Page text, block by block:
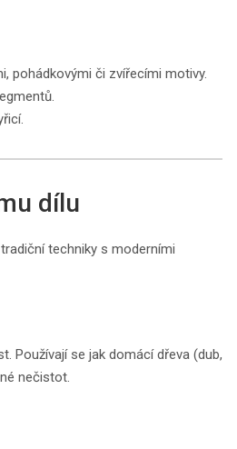
pohádkovými či zvířecími motivy.
dílu
techniky s moderními
Používají se jak domácí dřeva (dub,
nečistot.